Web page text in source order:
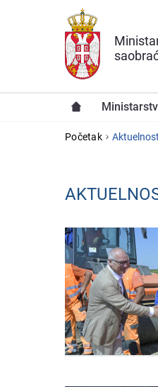
Preskoči na glavni deo sadržaja
YOU ARE
Početak
PAGES